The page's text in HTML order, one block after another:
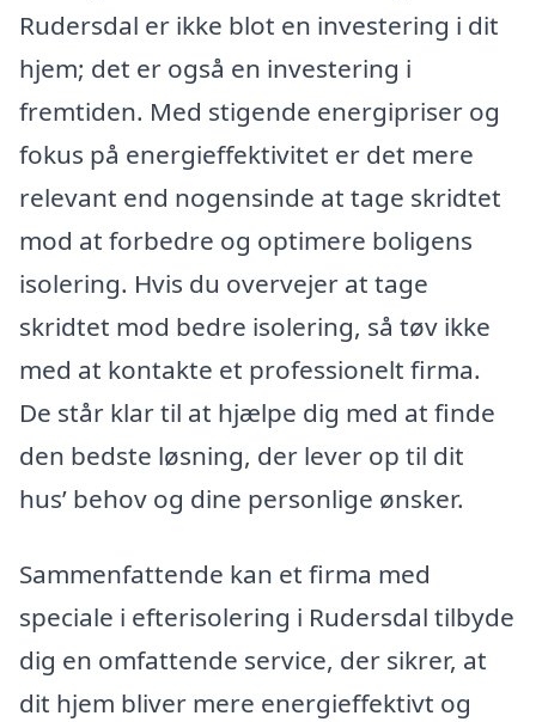
Rudersdal er ikke blot en investering i dit
hjem; det er også en investering i
fremtiden. Med stigende energipriser og
fokus på energieffektivitet er det mere
relevant end nogensinde at tage skridtet
mod at forbedre og optimere boligens
isolering. Hvis du overvejer at tage
skridtet mod bedre isolering, så tøv ikke
med at kontakte et professionelt firma.
De står klar til at hjælpe dig med at finde
den bedste løsning, der lever op til dit
hus’ behov og dine personlige ønsker.
Sammenfattende kan et firma med
speciale i efterisolering i Rudersdal tilbyde
dig en omfattende service, der sikrer, at
dit hjem bliver mere energieffektivt og